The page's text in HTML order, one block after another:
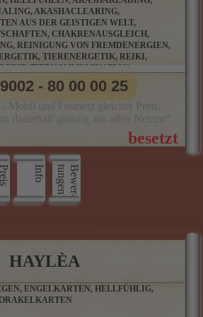
AKASHACLEARING,
AUS DER GEISTIGEN WELT,
CHAKRENAUSGLEICH,
REINIGUNG VON FREMDENERGIEN,
TIERENERGETIK, REIKI,
TIERKOMMUNIKATION,
KARMAREINIGUNG, LICHTARBEIT,
VERSTRICKUNGEN
Preis Info B
e
w
e
r
­
t
u
n
g
e
n
- 80 00 00 25
HAYLÈA
ENGELKARTEN, HELLFÜHLIG,